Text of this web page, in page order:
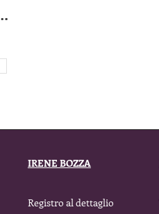
IRENE BOZZA
Registro al dettaglio